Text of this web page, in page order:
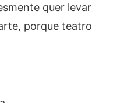
quer levar
porque teatro